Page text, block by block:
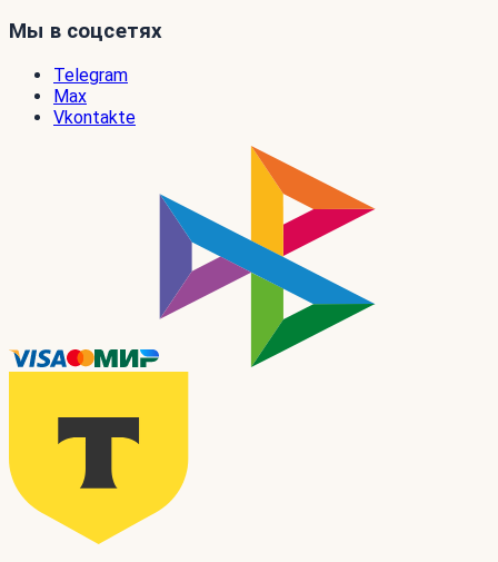
Мы в соцсетях
Telegram
Max
Vkontakte